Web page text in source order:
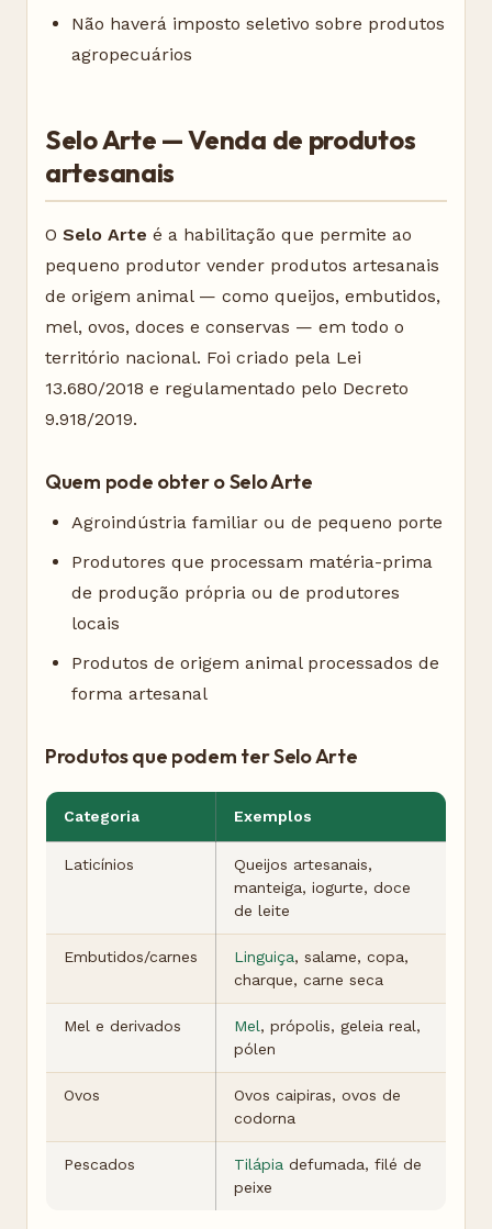
Não haverá imposto seletivo sobre produtos
agropecuários
Selo Arte — Venda de produtos
artesanais
O Selo Arte é a habilitação que permite ao
pequeno produtor vender produtos artesanais
de origem animal — como queijos, embutidos,
mel, ovos, doces e conservas — em todo o
território nacional. Foi criado pela Lei
13.680/2018 e regulamentado pelo Decreto
9.918/2019.
Quem pode obter o Selo Arte
Agroindústria familiar ou de pequeno porte
Produtores que processam matéria-prima
de produção própria ou de produtores
locais
Produtos de origem animal processados de
forma artesanal
Produtos que podem ter Selo Arte
Categoria Exemplos
Laticínios
Queijos artesanais,
manteiga, iogurte, doce
de leite
Embutidos/carnes Linguiça, salame, copa,
charque, carne seca
Mel e derivados Mel, própolis, geleia real,
pólen
Ovos
Ovos caipiras, ovos de
codorna
Pescados Tilápia defumada, filé de
peixe